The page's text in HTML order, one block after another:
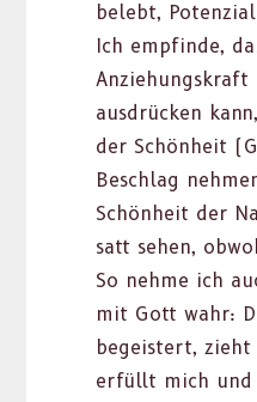
belebt,
Ich empfinde,
Anziehungskraft
aus­drück­en
der Schön­heit
Beschlag
Schön­heit der
satt sehen,
So nehme ich
mit Gott wahr:
begeis­tert,
erfüllt mich und